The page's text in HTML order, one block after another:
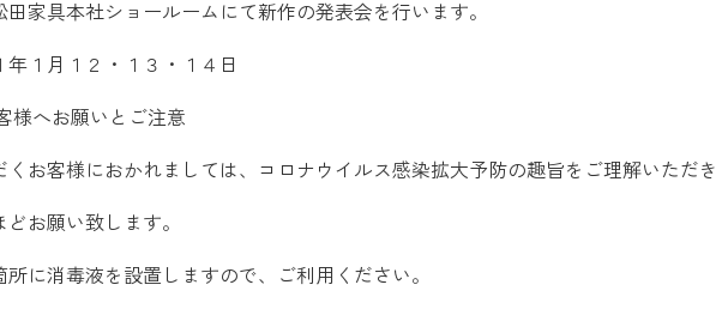
田家具本社ショールームにて新作の発表会を行います。
１月１２・１３・１４日
様へお願いとご注意
お客様におかれましては、コロナウイルス感染拡大予防の趣旨をご理解いただき
お願い致します。
所に消毒液を設置しますので、ご利用ください。